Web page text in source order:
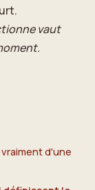
vaut
d'une